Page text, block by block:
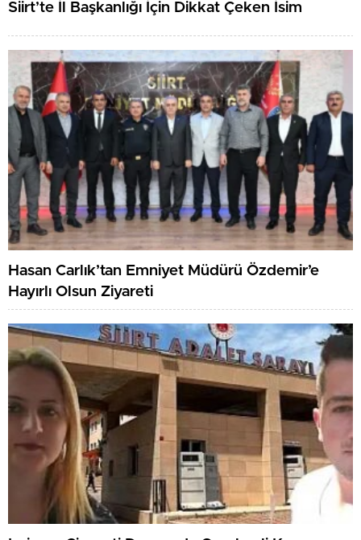
Siirt’te İl Başkanlığı İçin Dikkat Çeken İsim
Hasan Carlık’tan Emniyet Müdürü Özdemir’e
Hayırlı Olsun Ziyareti